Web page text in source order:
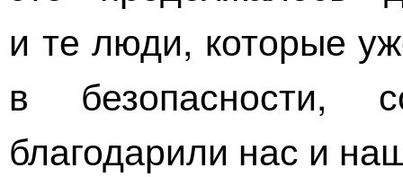
и те люди, которые
в безопасности,
благодарили нас и